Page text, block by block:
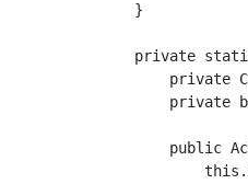
    }
private
private
private
public